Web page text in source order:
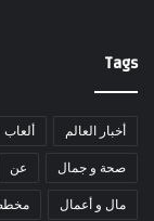
Tags
أخبار العالم ألعاب
صحة و جمال عن
مال و أعمال